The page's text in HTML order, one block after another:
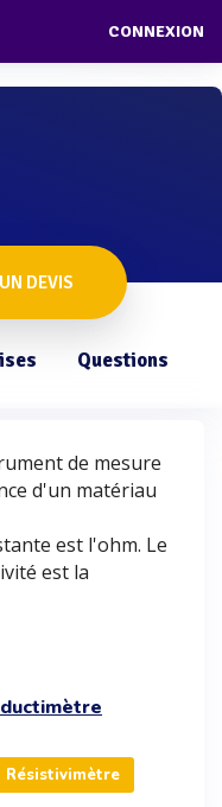
CONNEXION
DEVIS
Questions
de mesure
d'un matériau
est l'ohm. Le
est la
Résistivimètre